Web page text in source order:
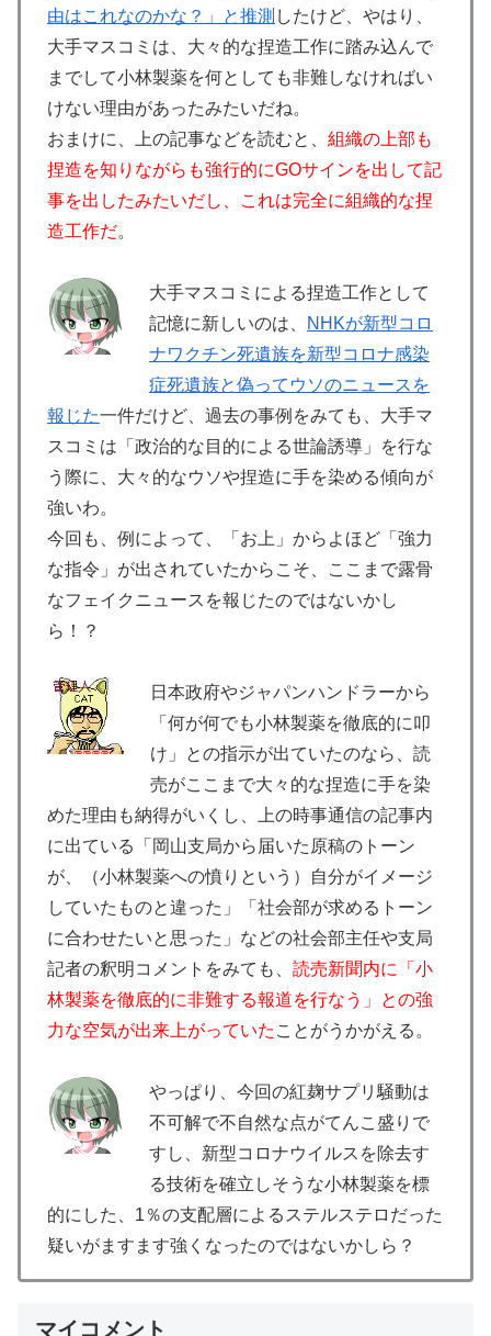
由はこれなのかな？」と推測 したけど、やはり、
大手マスコミは、大々的な捏造工作に踏み込んで
までして小林製薬を何としても非難しなければい
けない理由があったみたいだね。
おまけに、上の記事などを読むと、 組織の上部も
捏造を知りながらも強行的にGOサインを出して記
事を出したみたいだし、これは完全に組織的な捏
造工作だ。
大手マスコミによる捏造工作として
記憶に新しいのは、
NHKが新型コロ
ナワクチン死遺族を新型コロナ感染
症死遺族と偽ってウソのニュースを
報じた一件だけど、過去の事例をみても、大手マ
スコミは「政治的な目的による世論誘導」を行な
う際に、大々的なウソや捏造に手を染める傾向が
強いわ。
今回も、例によって、「お上」からよほど「強力
な指令」が出されていたからこそ、ここまで露骨
なフェイクニュースを報じたのではないかし
ら！？
日本政府やジャパンハンドラーから
「何が何でも小林製薬を徹底的に叩
け」との指示が出ていたのなら、読
売がここまで大々的な捏造に手を染
めた理由も納得がいくし、上の時事通信の記事内
に出ている「岡山支局から届いた原稿のトーン
が、（小林製薬への憤りという）自分がイメージ
していたものと違った」「社会部が求めるトーン
に合わせたいと思った」などの社会部主任や支局
記者の釈明コメントをみても、 読売新聞内に「小
林製薬を徹底的に非難する報道を行なう」との強
力な空気が出来上がっていた ことがうかがえる。
やっぱり、今回の紅麹サプリ騒動は
不可解で不自然な点がてんこ盛りで
すし、新型コロナウイルスを除去す
る技術を確立しそうな小林製薬を標
的にした、1％の支配層によるステルステロだった
疑いがますます強くなったのではないかしら？
マイコメント